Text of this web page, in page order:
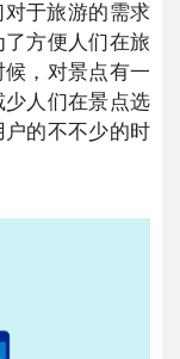
于旅游的需求
方便人们在旅
，对景点有一
人们在景点选
的不不少的时